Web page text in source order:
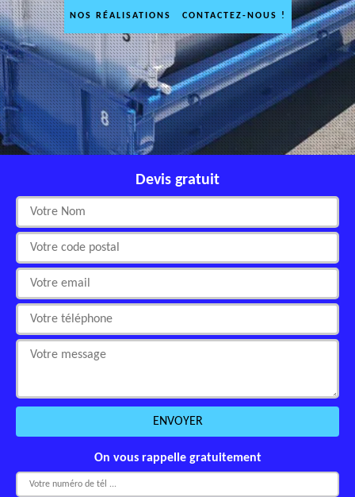
NOS RÉALISATIONS CONTACTEZ-NOUS !
Devis gratuit
On vous rappelle gratuitement